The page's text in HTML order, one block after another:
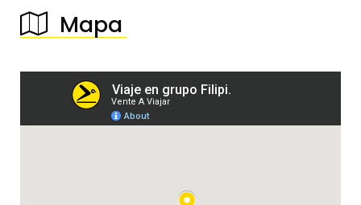
Mapa
────────────